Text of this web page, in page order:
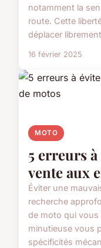
notamment la
route. Cette
déplacer
16 février 2025
MOTO
5 erreurs
vente aux
Éviter une
recherche
de moto qui vous
minutieuse vous
spécificités